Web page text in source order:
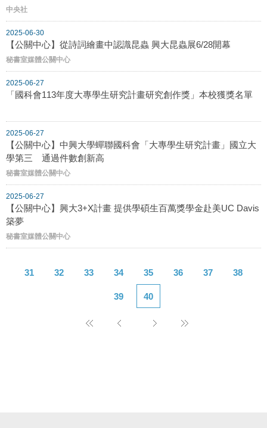
中央社
2025-06-30
【公關中心】從詩詞繪畫中認識昆蟲 興大昆蟲展6/28開幕
秘書室媒體公關中心
2025-06-27
「國科會113年度大專學生研究計畫研究創作獎」本校獲獎名單
2025-06-27
【公關中心】中興大學蟬聯國科會「大專學生研究計畫」國立大
學第三 通過件數創新高
秘書室媒體公關中心
2025-06-27
【公關中心】興大3+X計畫 提供學碩生百萬獎學金赴美UC Davis
築夢
秘書室媒體公關中心
31 32 33 34 35 36 37 38
39 40